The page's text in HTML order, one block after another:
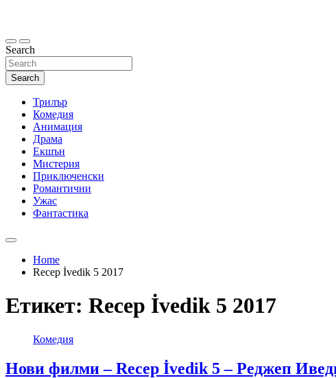
Search
Search
Трилър
Комедия
Анимация
Драма
Екшън
Мистерия
Приключенски
Романтични
Ужас
Фантастика
Home
Recep İvedik 5 2017
Етикет: Recep İvedik 5 2017
Комедия
Нови филми – Recep İvedik 5 – Реджеп